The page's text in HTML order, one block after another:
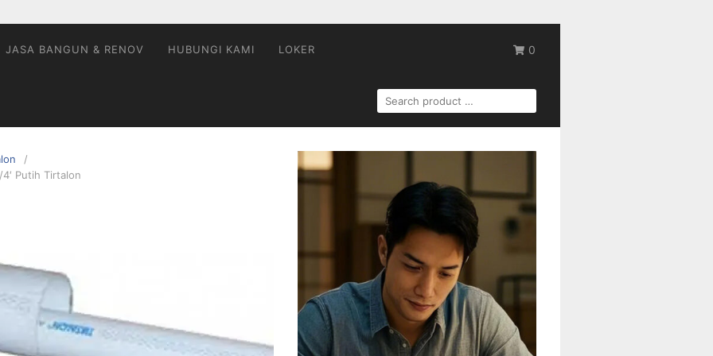
0
JASA BANGUN & RENOV HUBUNGI KAMI LOKER
SEARCH
FOR:
Putih Tirtalon